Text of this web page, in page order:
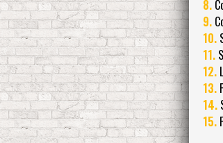
8.
9.
10.
11.
12.
13.
14.
15.